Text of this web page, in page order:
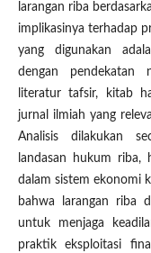
larangan riba
implikasinya terhadap
yang digunakan
dengan pendekatan
literatur tafsir, kitab
jurnal ilmiah yang
Analisis dilakukan
landasan hukum riba,
dalam sistem ekonomi
bahwa larangan riba
untuk menjaga
praktik eksploitasi